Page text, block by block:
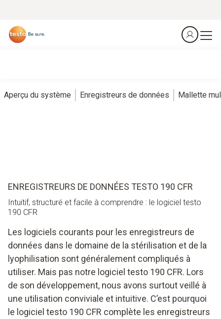
Aperçu du système Enregistreurs de données Mallette
ENREGISTREURS DE DONNÉES TESTO 190 CFR
Intuitif, structuré et facile à comprendre : le logiciel testo
190 CFR
Les logiciels courants pour les enregistreurs de
données dans le domaine de la stérilisation et de la
lyophilisation sont généralement compliqués à
utiliser. Mais pas notre logiciel testo 190 CFR. Lors
de son développement, nous avons surtout veillé à
une utilisation conviviale et intuitive. C’est pourquoi
le logiciel testo 190 CFR complète les enregistreurs